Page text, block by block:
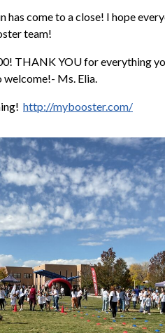
has come to a close! I hope
team!
THANK YOU for everything
welcome!- Ms. Elia.
http://mybooster.com/